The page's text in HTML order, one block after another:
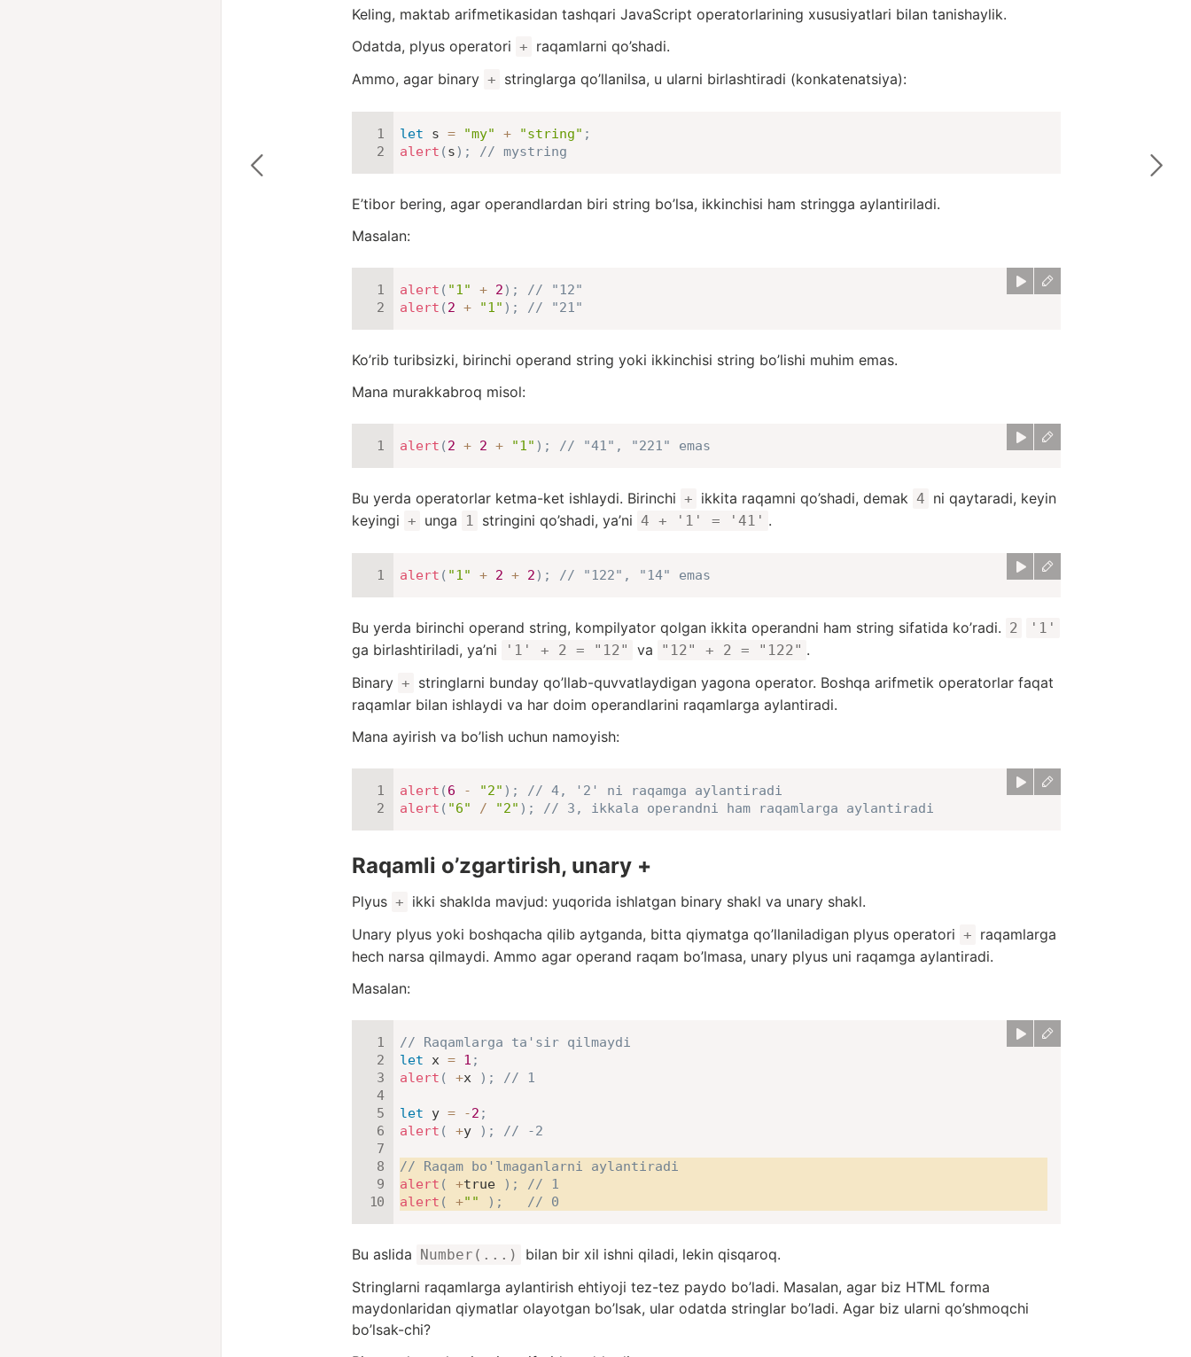
Keling, maktab arifmetikasidan tashqari JavaScript operatorlarining xususiyatlari bilan tanishaylik.
Odatda, plyus operatori + raqamlarni qo’shadi.
Ammo, agar binary + stringlarga qo’llanilsa, u ularni birlashtiradi (konkatenatsiya):
let s = "my" + "string" ;
alert (s) ; // mystring
E’tibor bering, agar operandlardan biri string bo’lsa, ikkinchisi ham stringga aylantiriladi.
Masalan:
alert ( "1" + 2) ;
// "12"
alert (2 + "1" ) ; // "21"
Ko’rib turibsizki, birinchi operand string yoki ikkinchisi string bo’lishi muhim emas.
Mana murakkabroq misol:
alert (2 + 2 + "1" ) ; // "41", "221" emas
Bu yerda operatorlar ketma-ket ishlaydi. Birinchi + ikkita raqamni qo’shadi, demak 4 ni qaytaradi, keyin
keyingi + unga 1 stringini qo’shadi, ya’ni 4 + '1' = '41' .
alert ( "1" + 2 + 2) ; // "122", "14" emas
Bu yerda birinchi operand string, kompilyator qolgan ikkita operandni ham string sifatida ko’radi. 2 '1'
ga birlashtiriladi, ya’ni '1' + 2 = "12" va "12" + 2 = "122" .
Binary + stringlarni bunday qo’llab-quvvatlaydigan yagona operator. Boshqa arifmetik operatorlar faqat
raqamlar bilan ishlaydi va har doim operandlarini raqamlarga aylantiradi.
Mana ayirish va bo’lish uchun namoyish:
alert (6 - "2" ) ;
// 4, '2' ni raqamga aylantiradi
alert ( "6" / "2" ) ; // 3, ikkala operandni ham raqamlarga aylantiradi
Raqamli o’zgartirish, unary +
Plyus + ikki shaklda mavjud: yuqorida ishlatgan binary shakl va unary shakl.
Unary plyus yoki boshqacha qilib aytganda, bitta qiymatga qo’llaniladigan plyus operatori + raqamlarga
hech narsa qilmaydi. Ammo agar operand raqam bo’lmasa, unary plyus uni raqamga aylantiradi.
Masalan:
// Raqamlarga ta'sir qilmaydi
let x = 1 ;
alert ( +x ) ; // 1
let y = -2 ;
alert ( +y ) ; // -2
// Raqam bo'lmaganlarni aylantiradi
alert ( +true ) ;
// 1
alert ( +"" ) ; // 0
Bu aslida Number(...)
bilan bir xil ishni qiladi, lekin qisqaroq.
Stringlarni raqamlarga aylantirish ehtiyoji tez-tez paydo bo’ladi. Masalan, agar biz HTML forma
maydonlaridan qiymatlar olayotgan bo’lsak, ular odatda stringlar bo’ladi. Agar biz ularni qo’shmoqchi
bo’lsak-chi?